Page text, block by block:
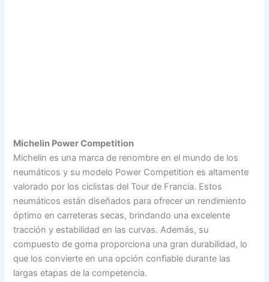
Michelin Power Competition
Michelin es una marca de renombre en el mundo de los
neumáticos y su modelo Power Competition es altamente
valorado por los ciclistas del Tour de Francia. Estos
neumáticos están diseñados para ofrecer un rendimiento
óptimo en carreteras secas, brindando una excelente
tracción y estabilidad en las curvas. Además, su
compuesto de goma proporciona una gran durabilidad, lo
que los convierte en una opción confiable durante las
largas etapas de la competencia.